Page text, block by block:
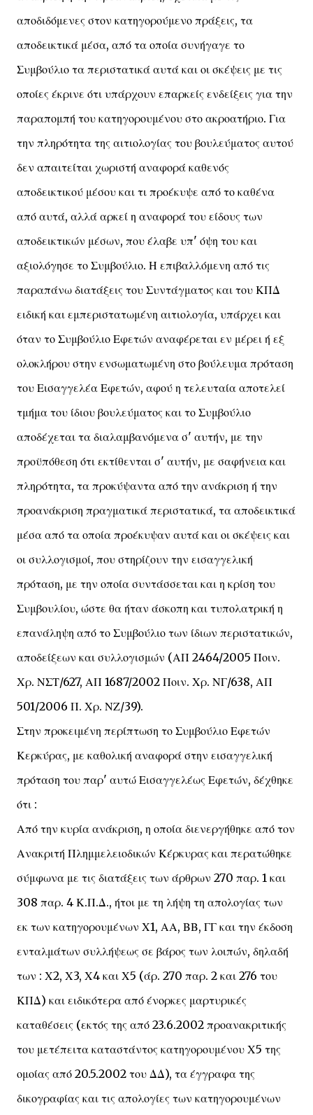
αποδιδόμενες στον κατηγορούμενο πράξεις, τα
αποδεικτικά μέσα, από τα οποία συνήγαγε το
Συμβούλιο τα περιστατικά αυτά και οι σκέψεις με τις
οποίες έκρινε ότι υπάρχουν επαρκείς ενδείξεις για την
παραπομπή του κατηγορουμένου στο ακροατήριο. Για
την πληρότητα της αιτιολογίας του βουλεύματος αυτού
δεν απαιτείται χωριστή αναφορά καθενός
αποδεικτικού μέσου και τι προέκυψε από το καθένα
από αυτά, αλλά αρκεί η αναφορά του είδους των
αποδεικτικών μέσων, που έλαβε υπ' όψη του και
αξιολόγησε το Συμβούλιο. Η επιβαλλόμενη από τις
παραπάνω διατάξεις του Συντάγματος και του ΚΠΔ
ειδική και εμπεριστατωμένη αιτιολογία, υπάρχει και
όταν το Συμβούλιο Εφετών αναφέρεται εν μέρει ή εξ
ολοκλήρου στην ενσωματωμένη στο βούλευμα πρόταση
του Εισαγγελέα Εφετών, αφού η τελευταία αποτελεί
τμήμα του ίδιου βουλεύματος και το Συμβούλιο
αποδέχεται τα διαλαμβανόμενα σ' αυτήν, με την
προϋπόθεση ότι εκτίθενται σ' αυτήν, με σαφήνεια και
πληρότητα, τα προκύψαντα από την ανάκριση ή την
προανάκριση πραγματικά περιστατικά, τα αποδεικτικά
μέσα από τα οποία προέκυψαν αυτά και οι σκέψεις και
οι συλλογισμοί, που στηρίζουν την εισαγγελική
πρόταση, με την οποία συντάσσεται και η κρίση του
Συμβουλίου, ώστε θα ήταν άσκοπη και τυπολατρική η
επανάληψη από το Συμβούλιο των ίδιων περιστατικών,
αποδείξεων και συλλογισμών (ΑΠ 2464/2005 Ποιν.
Χρ. ΝΣΤ/627, ΑΠ 1687/2002 Ποιν. Χρ. ΝΓ/638, ΑΠ
501/2006 Π. Χρ. ΝΖ/39).
Στην προκειμένη περίπτωση το Συμβούλιο Εφετών
Κερκύρας, με καθολική αναφορά στην εισαγγελική
πρόταση του παρ' αυτώ Εισαγγελέως Εφετών, δέχθηκε
ότι :
Από την κυρία ανάκριση, η οποία διενεργήθηκε από τον
Ανακριτή Πλημμελειοδικών Κέρκυρας και περατώθηκε
σύμφωνα με τις διατάξεις των άρθρων 270 παρ. 1 και
308 παρ. 4 Κ.Π.Δ., ήτοι με τη λήψη τη απολογίας των
εκ των κατηγορουμένων Χ1, ΑΑ, ΒΒ, ΓΓ και την έκδοση
ενταλμάτων συλλήψεως σε βάρος των λοιπών, δηλαδή
των : Χ2, Χ3, Χ4 και Χ5 (άρ. 270 παρ. 2 και 276 του
ΚΠΔ) και ειδικότερα από ένορκες μαρτυρικές
καταθέσεις (εκτός της από 23.6.2002 προανακριτικής
του μετέπειτα καταστάντος κατηγορουμένου Χ5 της
ομοίας από 20.5.2002 του ΔΔ), τα έγγραφα της
δικογραφίας και τις απολογίες των κατηγορουμένων